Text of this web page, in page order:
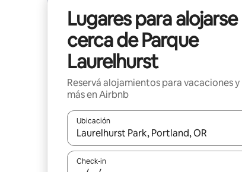
Lugares para alojarse
cerca de Parque
Laurelhurst
Reservá alojamientos para vacaciones
más en Airbnb
Ubicación
Cuando los resultados estén disponibles,
Check-in